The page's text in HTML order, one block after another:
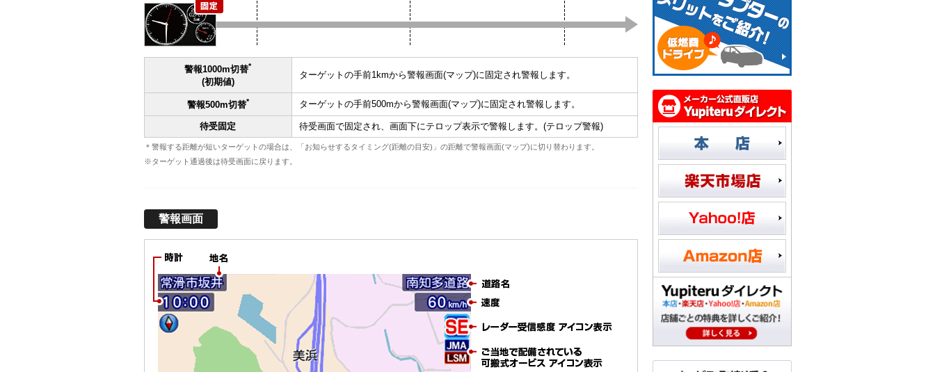
警報1000m切替*
(初期値)
ターゲットの手前1kmから警報画面(マップ)に固定され警報します。
警報500m切替* ターゲットの手前500mから警報画面(マップ)に固定され警報します。
待受固定 待受画面で固定され、画面下にテロップ表示で警報します。(テロップ警報)
＊警報する距離が短いターゲットの場合は、「お知らせするタイミング(距離の目安)」の距離で警報画面(マップ)に切り替わります。
※ターゲット通過後は待受画面に戻ります。
警報画面